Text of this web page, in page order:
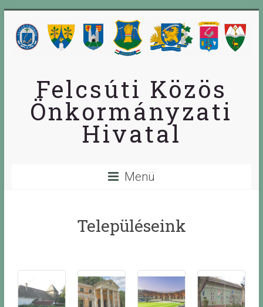
Felcsúti Közös
Önkormányzati
Hivatal
Menü
Településeink